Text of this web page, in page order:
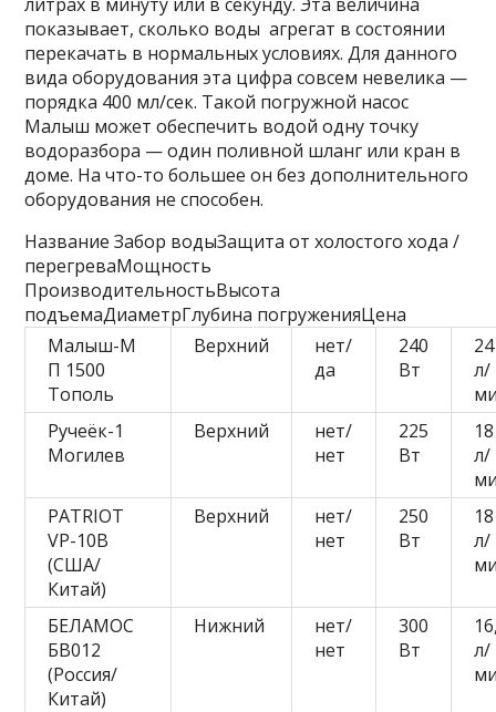
показывает, сколько воды агрегат в состоянии
перекачать в нормальных условиях. Для данного
вида оборудования эта цифра совсем невелика —
порядка 400 мл/сек. Такой погружной насос
Малыш может обеспечить водой одну точку
водоразбора — один поливной шланг или кран в
доме. На что-то большее он без дополнительного
оборудования не способен.
Название Забор водыЗащита от холостого хода /
перегреваМощность
ПроизводительностьВысота
подъемаДиаметрГлубина погруженияЦена
Малыш-М
П 1500
Тополь
Верхний
нет/
да
240
Вт
24
л/
Ручеёк-1
Могилев
Верхний
нет/
нет
225
Вт
18
л/
PATRIOT
VP-10В
(США/
Китай)
Верхний
нет/
нет
250
Вт
18
л/
БЕЛАМОС
БВ012
(Россия/
Китай)
Нижний
нет/
нет
300
Вт
л/